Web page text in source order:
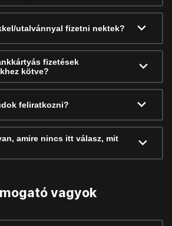
utalvánnyal fizetni nektek?
fizetések
kötve?
feliratkozni?
amire nincs itt válasz, mit
vagyok